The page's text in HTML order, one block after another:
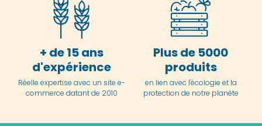
+ de 15 ans
d'expérience
Réelle expertise avec un site e-
commerce datant de 2010
Plus de 5000
produits
en lien avec l'écologie et la
protection de notre planète